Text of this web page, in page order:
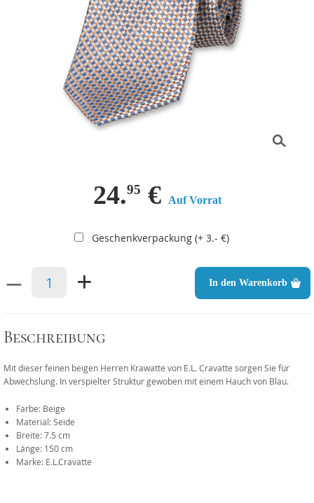
24.95 € Auf Vorrat
Geschenkverpackung (+ 3.- €)
– + In den Warenkorb
Beschreibung
Mit dieser feinen beigen Herren Krawatte von E.L. Cravatte sorgen Sie für
Abwechslung. In verspielter Struktur gewoben mit einem Hauch von Blau.
Farbe: Beige
Material: Seide
Breite: 7.5 cm
Länge: 150 cm
Marke: E.L.Cravatte